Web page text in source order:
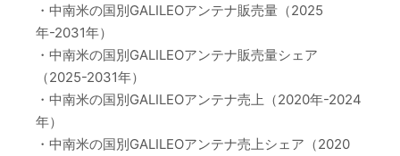
・中南米の国別GALILEOアンテナ販売量（2025
年-2031年）
・中南米の国別GALILEOアンテナ販売量シェア
（2025-2031年）
・中南米の国別GALILEOアンテナ売上（2020年-2024
年）
・中南米の国別GALILEOアンテナ売上シェア（2020